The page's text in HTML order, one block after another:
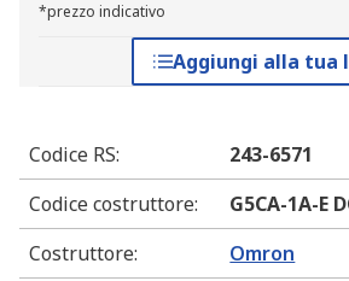
*prezzo indicativo
Aggiungi alla tua
Codice RS:
243-6571
Codice costruttore:
G5CA-1A-E
Costruttore: Omron